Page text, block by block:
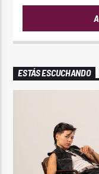
ESTÁS ESCUCHANDO